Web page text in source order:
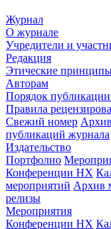
Журнал
О журнале
Учредители и
Редакция
Этические
Авторам
Порядок публикации
Правила
Свежий номер Архив
публикаций журнала
Издательство
Портфолио
Конференции НХ
мероприятий Архив
релизы
Мероприятия
Конференции НХ